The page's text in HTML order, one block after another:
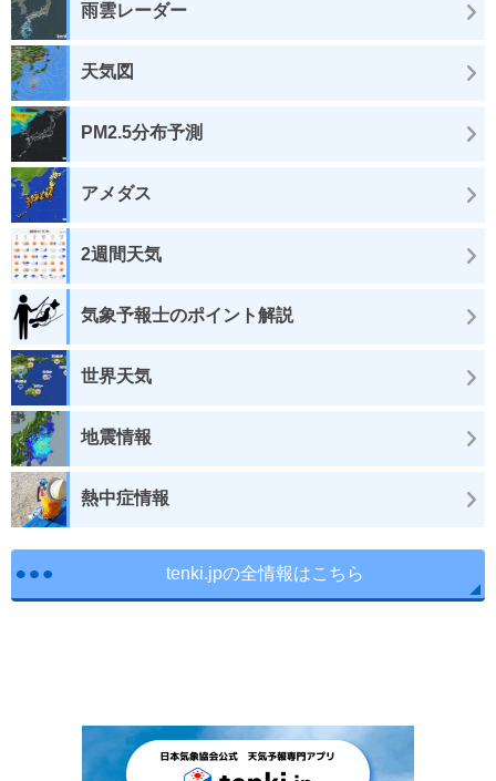
雨雲レーダー
天気図
PM2.5分布予測
アメダス
2週間天気
気象予報士のポイント解説
世界天気
地震情報
熱中症情報
tenki.jpの全情報はこちら